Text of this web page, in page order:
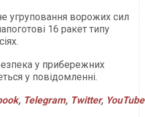
угруповання ворожих сил
16 ракет типу
у прибережних
у повідомленні.
, Telegram, Twitter, YouTube